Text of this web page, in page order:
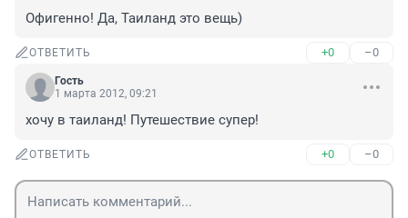
Офигенно! Да, Таиланд это вещь)
ОТВЕТИТЬ +0 –0
Гость
1 марта 2012, 09:21
хочу в таиланд! Путешествие супер!
ОТВЕТИТЬ +0 –0